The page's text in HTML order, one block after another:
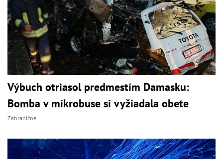
Výbuch otriasol predmestím Damasku:
Bomba v mikrobuse si vyžiadala obete
Zahraničné